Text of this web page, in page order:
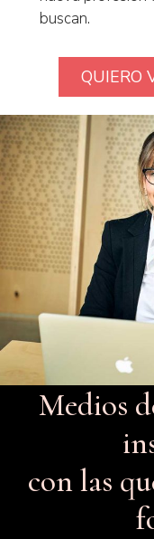
buscan.
QUIERO
Medios
con las